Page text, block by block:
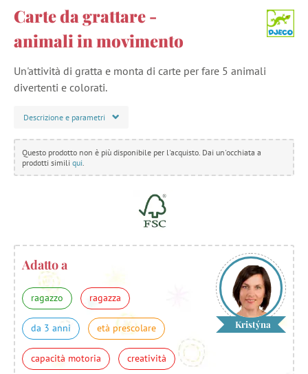
Carte da grattare -
animali in movimento
Un'attività di gratta e monta di carte per fare 5 animali
divertenti e colorati.
Descrizione e parametri
Questo prodotto non è più disponibile per l'acquisto. Dai un'occhiata a
prodotti simili qui
Adatto a
ragazzo ragazza
da 3 anni età prescolare
capacità motoria creatività
Kristýna